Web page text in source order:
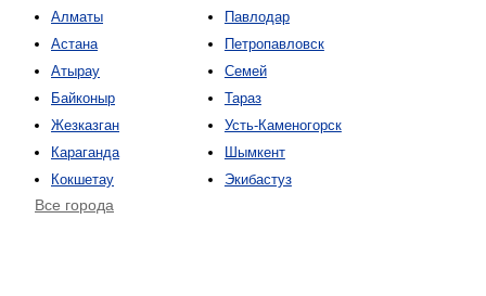
Алматы
Астана
Атырау
Байконыр
Жезказган
Караганда
Кокшетау
Павлодар
Петропавловск
Семей
Тараз
Усть-Каменогорск
Шымкент
Экибастуз
Все города